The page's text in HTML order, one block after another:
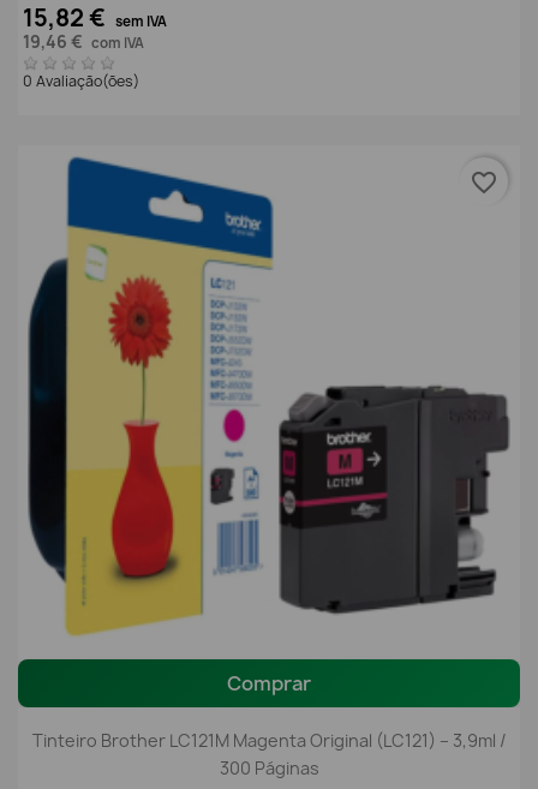
15,82 € sem IVA
19,46 € com IVA
0 Avaliação(ões)
Comprar
Tinteiro Brother LC121M Magenta Original (LC121) – 3,9ml /
300 Páginas
favorite_border